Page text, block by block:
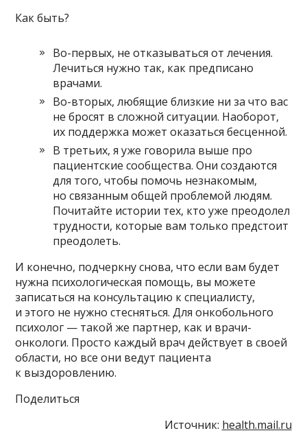
Как быть?
Во-первых, не отказываться от лечения.
Лечиться нужно так, как предписано
врачами.
Во-вторых, любящие близкие ни за что вас
не бросят в сложной ситуации. Наоборот,
их поддержка может оказаться бесценной.
В третьих, я уже говорила выше про
пациентские сообщества. Они создаются
для того, чтобы помочь незнакомым,
но связанным общей проблемой людям.
Почитайте истории тех, кто уже преодолел
трудности, которые вам только предстоит
преодолеть.
И конечно, подчеркну снова, что если вам будет
нужна психологическая помощь, вы можете
записаться на консультацию к специалисту,
и этого не нужно стесняться. Для онкобольного
психолог — такой же партнер, как и врачи-
онкологи. Просто каждый врач действует в своей
области, но все они ведут пациента
к выздоровлению.
Поделиться
Источник: health.mail.ru